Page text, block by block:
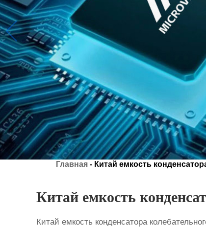
Главная - Китай емкость
Китай емкость
Китай емкость конденсатора